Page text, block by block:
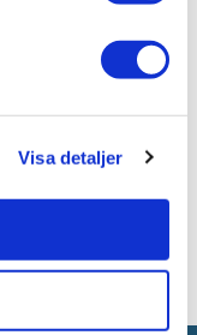
Visa detaljer
JUST NU!